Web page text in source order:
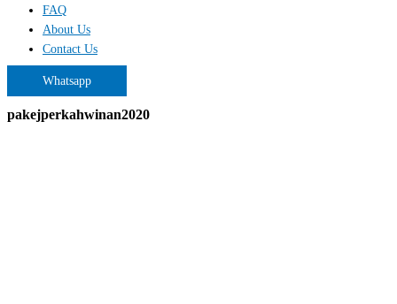
FAQ
About Us
Contact Us
Whatsapp
pakejperkahwinan2020